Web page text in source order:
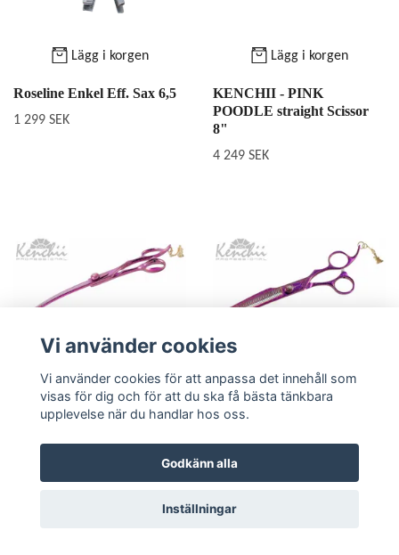
Lägg i korgen
Roseline Enkel Eff. Sax 6,5
1 299 SEK
Lägg i korgen
KENCHII - PINK
POODLE straight Scissor
8"
4 249 SEK
Lägg i korgen
KENCHII - PINK
POODLE Curved Scissor
Lägg i korgen
POODLE 44 tooth Thinner
7"
Vi använder cookies
Vi använder cookies för att anpassa det innehåll som
visas för dig och för att du ska få bästa tänkbara
upplevelse när du handlar hos oss.
Godkänn alla
Inställningar